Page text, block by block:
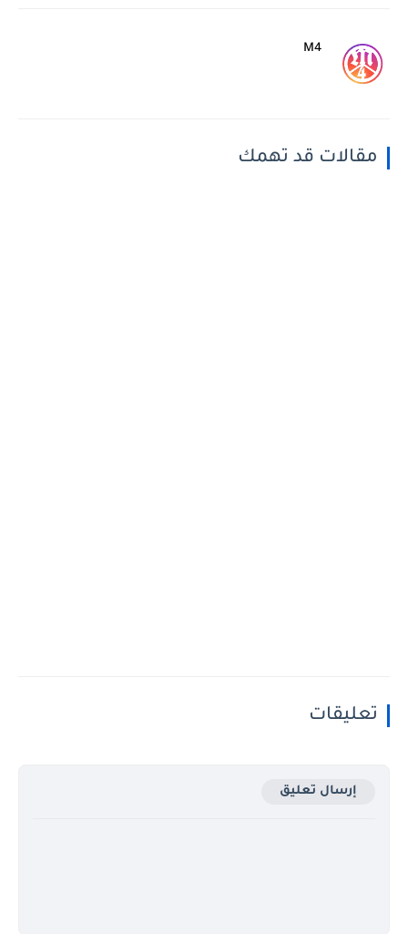
M4
مقالات قد تهمك
تعليقات
إرسال تعليق